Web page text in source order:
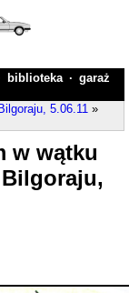
biblioteka · garaż
5.06.11 »
w wątku